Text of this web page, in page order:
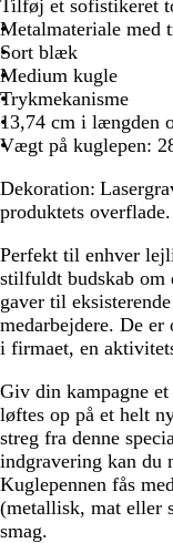
r
t
m
e
t
a
l
i
k
ø
n
t
s
o
f
t
o
c
h
l
d
v
a
r
p
g
r
s
o
f
t
t
u
c
h
r
t
s
o
f
t
o
u
h
d
s
o
f
t
t
u
c
r
d
e
a
u
x
a
t
n
m
e
t
a
l
a
t
r
d
e
a
u
x
e
t
l
l
i
s
k
r
i
n
e
b
l
s
o
t
t
o
u
c
Tilføj et sofistikeret
Metalmateriale med
Sort blæk
Medium kugle
Trykmekanisme
13,74 cm i længden
Vægt på kuglepen:
Dekoration:
produktets
Perfekt til enhver
stilfuldt budskab om
gaver til
medarbejdere. De
i firmaet, en
Giv din kampagne et
løftes op på et helt
streg fra denne
indgravering kan du
Kuglepennen fås
(metallisk, mat eller
smag.